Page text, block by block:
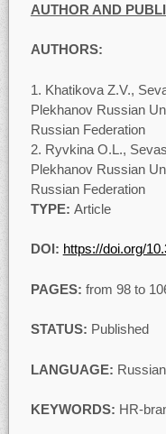
AUTHOR AND
AUTHORS:
Khatikova Z.V.,
Plekhanov Russian
Russian Federation
Ryvkina O.L.,
Plekhanov Russian
Russian Federation
TYPE: Article
DOI: https://doi.org/
PAGES: from 98 to
STATUS: Published
LANGUAGE: Russian
KEYWORDS: HR-